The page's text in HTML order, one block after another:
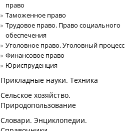
право
Таможенное право
Трудовое право. Право социального
обеспечения
Уголовное право. Уголовный процесс
Финансовое право
Юриспруденция
Прикладные науки. Техника
Сельское хозяйство.
Природопользование
Словари. Энциклопедии.